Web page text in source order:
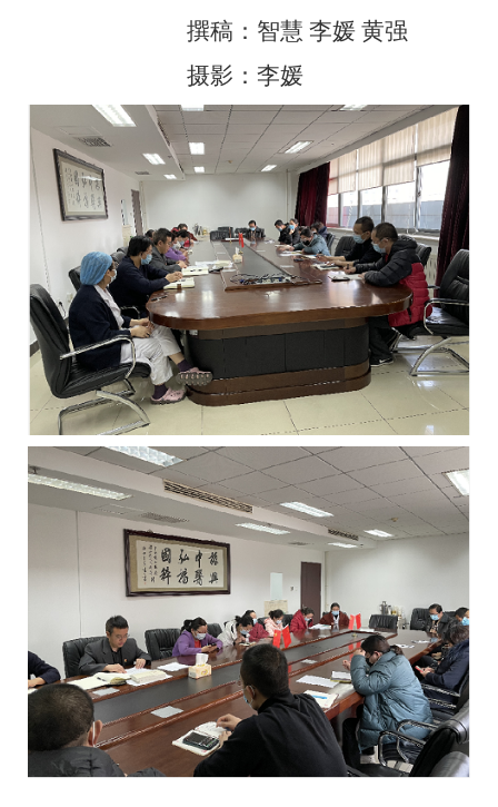
撰稿：智慧 李媛 黄强
摄影：李媛